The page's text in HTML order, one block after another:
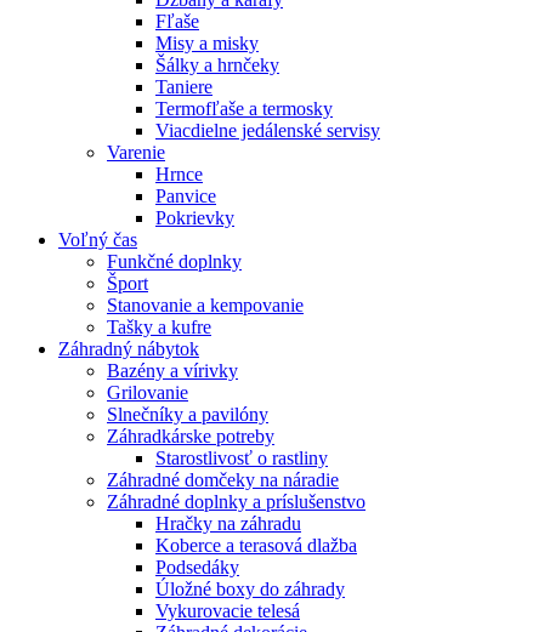
Fľaše
Misy a misky
Šálky a hrnčeky
Taniere
Termofľaše a termosky
Viacdielne jedálenské servisy
Varenie
Hrnce
Panvice
Pokrievky
Voľný čas
Funkčné doplnky
Šport
Stanovanie a kempovanie
Tašky a kufre
Záhradný nábytok
Bazény a vírivky
Grilovanie
Slnečníky a pavilóny
Záhradkárske potreby
Starostlivosť o rastliny
Záhradné domčeky na náradie
Záhradné doplnky a príslušenstvo
Hračky na záhradu
Koberce a terasová dlažba
Podsedáky
Úložné boxy do záhrady
Vykurovacie telesá